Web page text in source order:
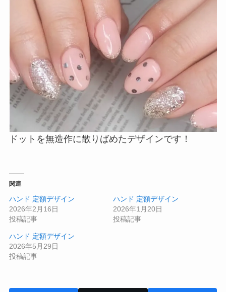
ドットを無造作に散りばめたデザインです！
関連
ハンド 定額デザイン
2026年2月16日
投稿記事
ハンド 定額デザイン
2026年1月20日
投稿記事
ハンド 定額デザイン
2026年5月29日
投稿記事